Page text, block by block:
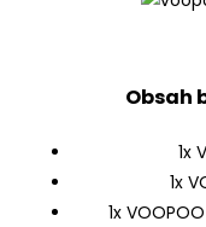
Obsah
1x
1x
1x